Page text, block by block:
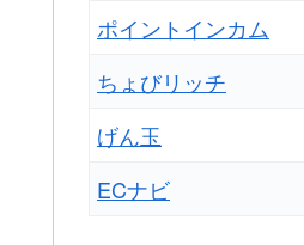
ポイントインカム
ちょびリッチ
げん玉
ECナビ